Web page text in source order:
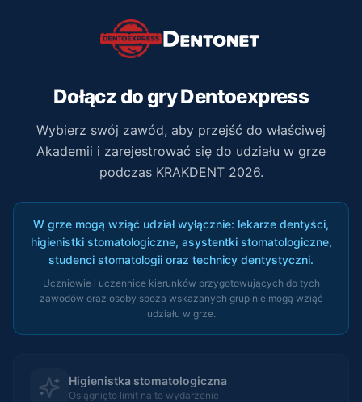
Dołącz do gry Dentoexpress
Wybierz swój zawód, aby przejść do właściwej
Akademii i zarejestrować się do udziału w grze
podczas KRAKDENT 2026.
W grze mogą wziąć udział wyłącznie: lekarze dentyści,
higienistki stomatologiczne, asystentki stomatologiczne,
studenci stomatologii oraz technicy dentystyczni.
Uczniowie i uczennice kierunków przygotowujących do tych
zawodów oraz osoby spoza wskazanych grup nie mogą wziąć
udziału w grze.
Higienistka stomatologiczna
Osiągnięto limit na to wydarzenie